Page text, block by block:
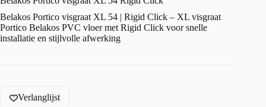
Belakos Portico visgraat XL 54 | Rigid Click – XL visgraat
Portico Belakos PVC vloer met Rigid Click voor snelle
installatie en stijlvolle afwerking
Verlanglijst